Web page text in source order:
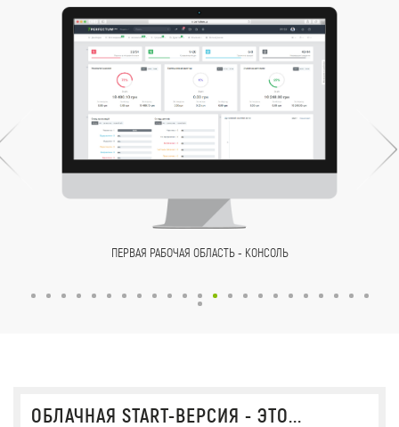
ПЕРВАЯ РАБОЧАЯ ОБЛАСТЬ - КОНСОЛЬ
ОБЛАЧНАЯ START-ВЕРСИЯ - ЭТО...